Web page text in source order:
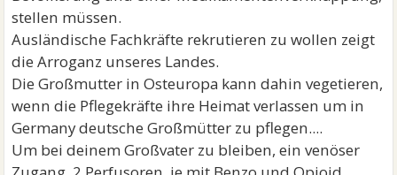
stellen müssen.
Ausländische Fachkräfte rekrutieren zu wollen zeigt
die Arroganz unseres Landes.
Die Großmutter in Osteuropa kann dahin vegetieren,
wenn die Pflegekräfte ihre Heimat verlassen um in
Germany deutsche Großmütter zu pflegen....
Um bei deinem Großvater zu bleiben, ein venöser